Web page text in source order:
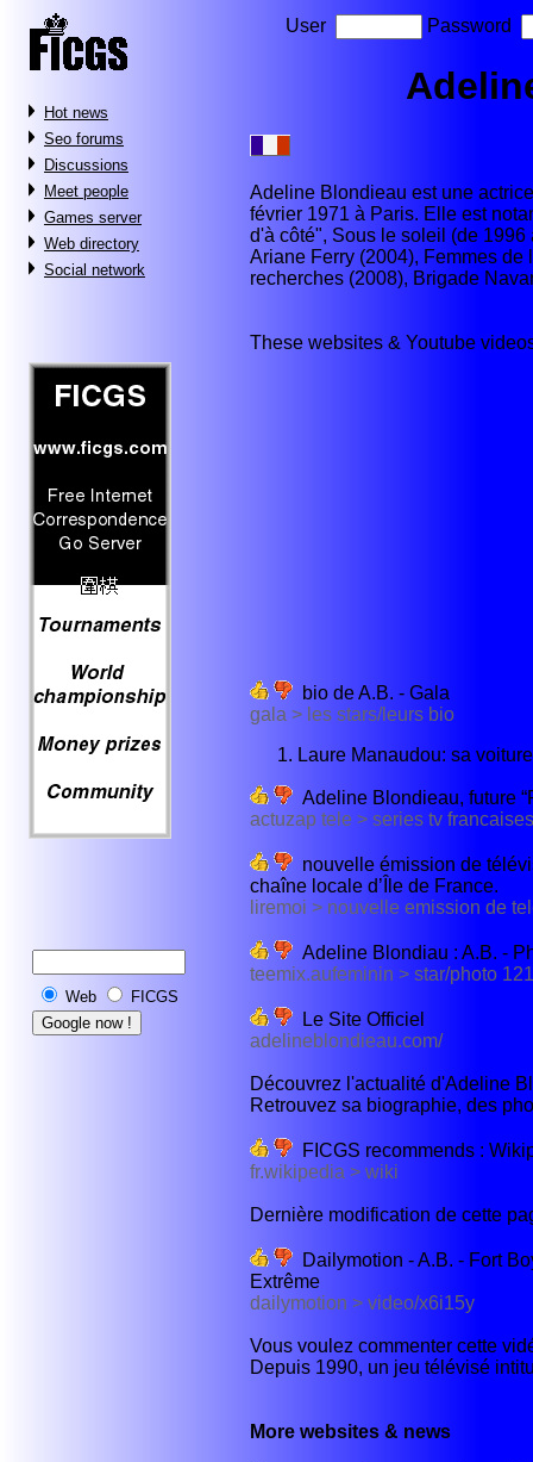
Hot news
Seo forums
Discussions
Meet people
Games server
Web directory
Social network
Web FICGS
User Password
Adeline Blondieau est une
février 1971 à Paris. Elle est
d'à côté", Sous le soleil (de
Ariane Ferry (2004), Femmes
recherches (2008), Brigade
These websites & Youtube
bio de A.B. - Gala
gala > les stars/leurs bio
Laure Manaudou: sa
Adeline Blondieau, future
actuzap tele > series tv
nouvelle émission de
chaîne locale d’Île de France.
liremoi > nouvelle emission de
Adeline Blondiau : A.B. -
teemix.aufeminin > star/photo
Le Site Officiel
adelineblondieau.com/
Découvrez l'actualité d'Adeline
Retrouvez sa biographie, des
FICGS recommends :
fr.wikipedia > wiki
Dernière modification de cette
Dailymotion - A.B. - Fort
Extrême
dailymotion > video/x6i15y
Vous voulez commenter cette
Depuis 1990, un jeu télévisé
More websites & news